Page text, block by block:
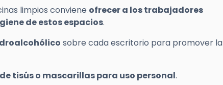
limpios conviene ofrecer a los trabajadores
de estos espacios.
sobre cada escritorio para promover la
tisús o mascarillas para uso personal.